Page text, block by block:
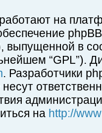
на
выпущенной в
“GPL”).
. Разработчики
несут
на http://